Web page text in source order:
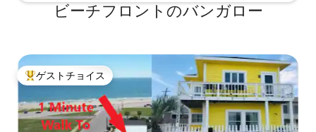
ビーチフロントのバンガロー
大好評のゲストチョイスです。
ゲストチョイス